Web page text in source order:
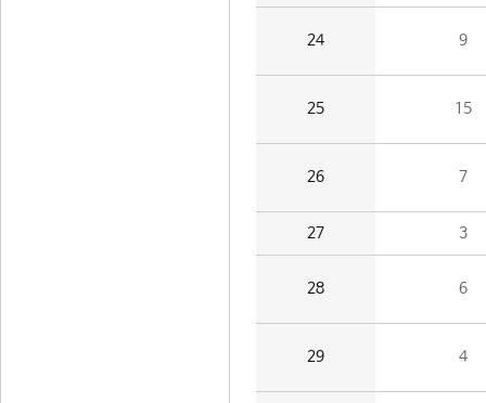
24 9
25 15
26 7
27 3
28 6
29 4